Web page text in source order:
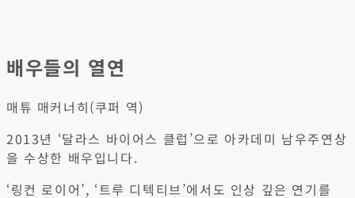
배우들의 열연
매튜 매커너히(쿠퍼 역)
2013년 ‘달라스 바이어스 클럽’으로 아카데미 남우주연상
을 수상한 배우입니다.
‘링컨 로이어’, ‘트루 디텍티브’에서도 인상 깊은 연기를